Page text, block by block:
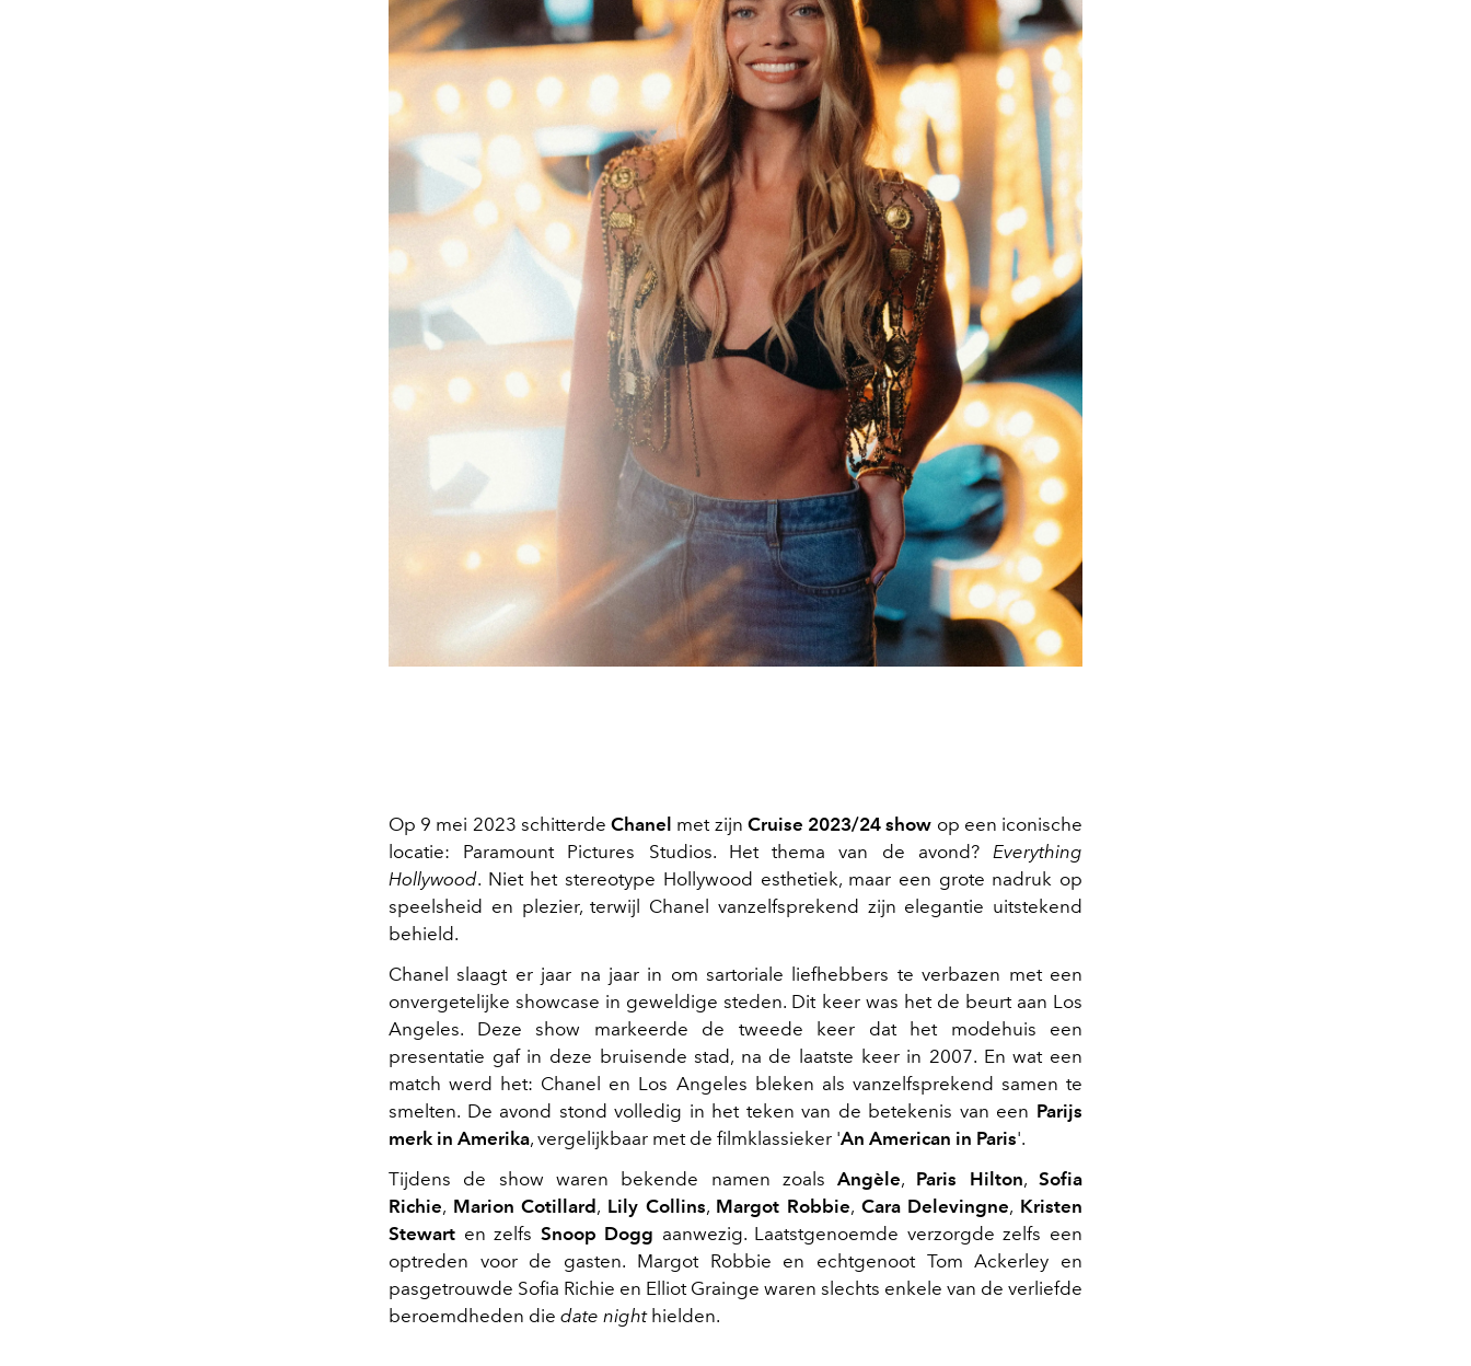
Op 9 mei 2023 schitterdeChanel met zijn Cruise 2023/24 show op een iconische
locatie: Paramount Pictures Studios. Het thema van de avond? Everything
Hollywood. Niet het stereotype Hollywood esthetiek, maar een grote nadruk op
speelsheid en plezier, terwijl Chanel vanzelfsprekend zijn elegantie uitstekend
behield.
Chanel slaagt er jaar na jaar in om sartoriale liefhebbers te verbazen met een
onvergetelijke showcase in geweldige steden. Dit keer was het de beurt aan Los
Angeles. Deze show markeerde de tweede keer dat het modehuis een
presentatie gaf in deze bruisende stad, na de laatste keer in 2007. En wat een
match werd het: Chanel en Los Angeles bleken als vanzelfsprekend samen te
smelten. De avond stond volledig in het teken van de betekenis van een Parijs
merk in Amerika, vergelijkbaar met de filmklassieker 'An American in Paris'.
Tijdens de show waren bekende namen zoalsAngèle, Paris Hilton,Sofia
Richie, Marion Cotillard , Lily Collins, Margot Robbie, Cara Delevingne, Kristen
Stewart en zelfs Snoop Dogg aanwezig. Laatstgenoemde verzorgde zelfs een
optreden voor de gasten. Margot Robbie en echtgenoot Tom Ackerley en
pasgetrouwde Sofia Richie en Elliot Grainge waren slechts enkele van de verliefde
beroemdheden die date night hielden.